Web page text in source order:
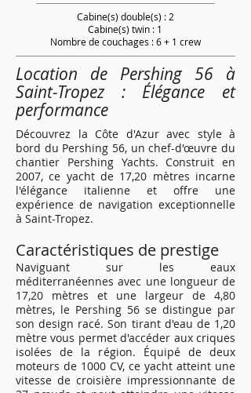
Cabine(s) double(s) : 2
Cabine(s) twin : 1
Nombre de couchages : 6 + 1 crew
Location de Pershing 56 à
Saint-Tropez : Élégance et
performance
Découvrez la Côte d'Azur avec style à
bord du Pershing 56, un chef-d'œuvre du
chantier Pershing Yachts. Construit en
2007, ce yacht de 17,20 mètres incarne
l'élégance italienne et offre une
expérience de navigation exceptionnelle
à Saint-Tropez.
Caractéristiques de prestige
Naviguant sur les eaux
méditerranéennes avec une longueur de
17,20 mètres et une largeur de 4,80
mètres, le Pershing 56 se distingue par
son design racé. Son tirant d'eau de 1,20
mètre vous permet d'accéder aux criques
isolées de la région. Équipé de deux
moteurs de 1000 CV, ce yacht atteint une
vitesse de croisière impressionnante de